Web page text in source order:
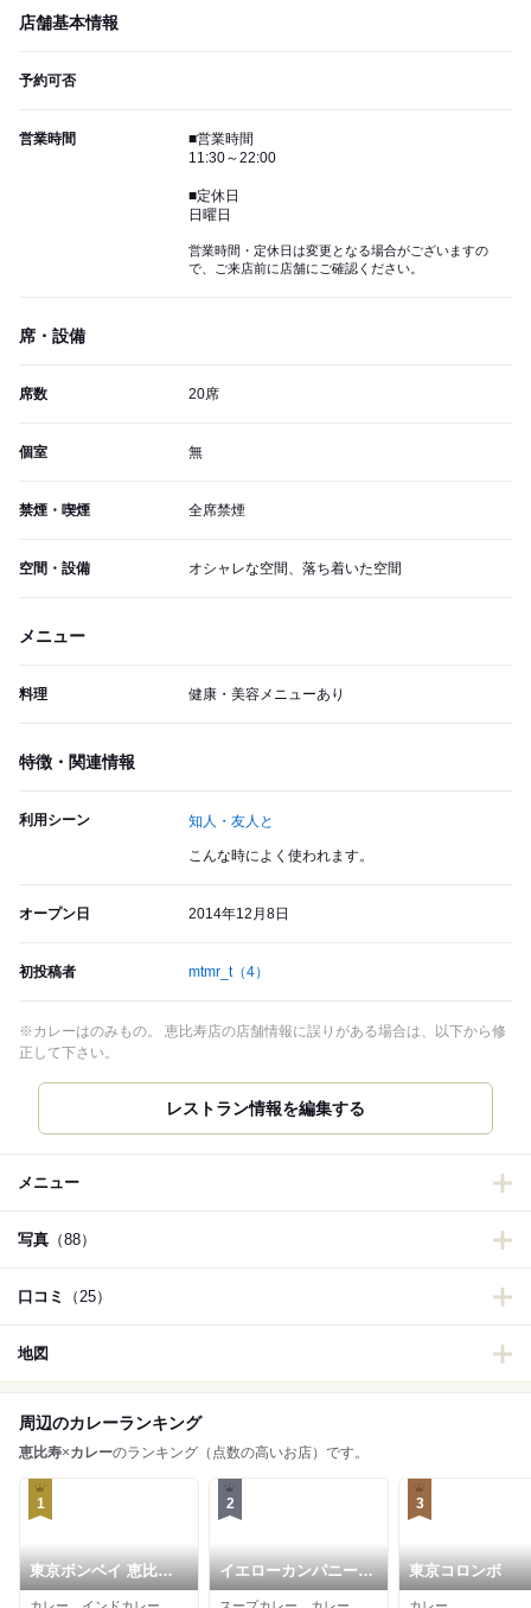
店舗基本情報
予約可否
営業時間
■営業時間
11:30～22:00
■定休日
日曜日
営業時間・定休日は変更となる場合がございますの
で、ご来店前に店舗にご確認ください。
席・設備
席数 20席
個室 無
禁煙・喫煙 全席禁煙
空間・設備 オシャレな空間、落ち着いた空間
メニュー
料理 健康・美容メニューあり
特徴・関連情報
利用シーン 知人・友人と
こんな時によく使われます。
オープン日 2014年12月8日
初投稿者 mtmr_t（4）
※カレーはのみもの。 恵比寿店の店舗情報に誤りがある場合は、以下から修
正して下さい。
レストラン情報を編集する
メニュー
写真 （88）
口コミ （25）
地図
周辺のカレーランキング
恵比寿×カレーのランキング（点数の高いお店）です。
1
東京ボンベイ 恵比寿
本店
2
イエローカンパニー
恵比寿本店
3
東京コロンボ